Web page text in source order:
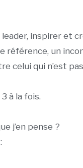
inspirer et
référence, un
celui qui n’est
à la fois.
j’en pense ?